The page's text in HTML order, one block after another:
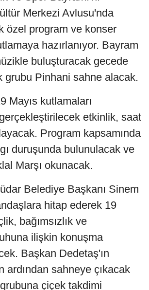
Merkezi Avlusu'nda
özel program ve konser
hazırlanıyor. Bayram
buluşturacak gecede
grubu Pinhani sahne alacak.
Mayıs kutlamaları
etkinlik, saat
Program kapsamında
duruşunda bulunulacak ve
Marşı okunacak.
Belediye Başkanı Sinem
hitap ederek 19
bağımsızlık ve
ilişkin konuşma
Başkan Dedetaş'ın
ardından sahneye çıkacak
çiçek takdimi